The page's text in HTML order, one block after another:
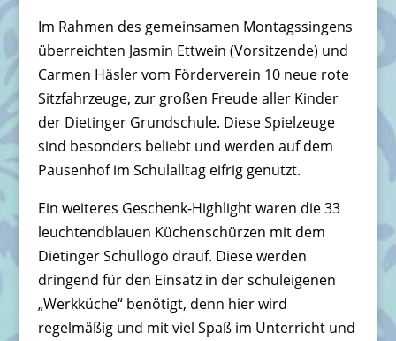
Im Rahmen des gemeinsamen Montagssingens
überreichten Jasmin Ettwein (Vorsitzende) und
Carmen Häsler vom Förderverein 10 neue rote
Sitzfahrzeuge, zur großen Freude aller Kinder
der Dietinger Grundschule. Diese Spielzeuge
sind besonders beliebt und werden auf dem
Pausenhof im Schulalltag eifrig genutzt.
Ein weiteres Geschenk-Highlight waren die 33
leuchtendblauen Küchenschürzen mit dem
Dietinger Schullogo drauf. Diese werden
dringend für den Einsatz in der schuleigenen
„Werkküche“ benötigt, denn hier wird
regelmäßig und mit viel Spaß im Unterricht und